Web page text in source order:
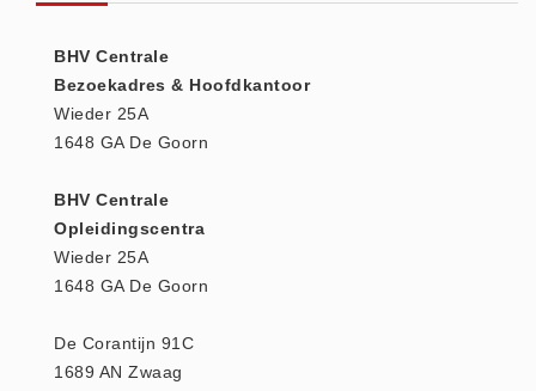
Vitamines en mineralen (0)
Eerste Hulp Paneel (0)
Evacuatie (19)
Noodkoffer (0)
Noodverlichting (1)
Zaklampen (9)
BHV Centrale
Bezoekadres & Hoofdkantoor
Wieder 25A
1648 GA De Goorn
BHV Centrale
Opleidingscentra
Wieder 25A
1648 GA De Goorn
De Corantijn 91C
1689 AN Zwaag